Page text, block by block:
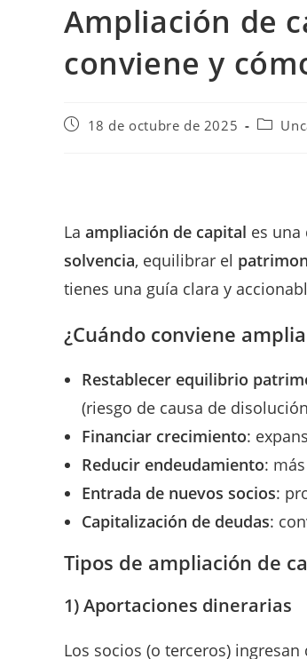
Ampliación de
conviene y
18 de octubre de 2025
La ampliación de capital es una
solvencia, equilibrar el
tienes una guía clara y
¿Cuándo conviene
Restablecer equilibrio
(riesgo de causa de
Financiar crecimiento:
Reducir endeudamiento:
Entrada de nuevos socios:
Capitalización de deudas:
Tipos de ampliación de
1) Aportaciones dinerarias
Los socios (o terceros)